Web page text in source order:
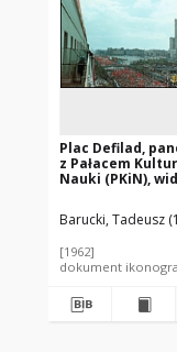
Plac Defilad,
z Pałacem
Nauki (PKiN),
majowego,
Barucki, Tadeusz
[1962]
dokument